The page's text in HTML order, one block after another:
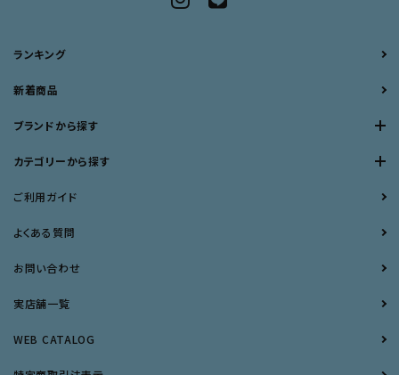
ランキング
新着商品
ブランドから探す
カテゴリーから探す
ご利用ガイド
よくある質問
お問い合わせ
実店舗一覧
WEB CATALOG